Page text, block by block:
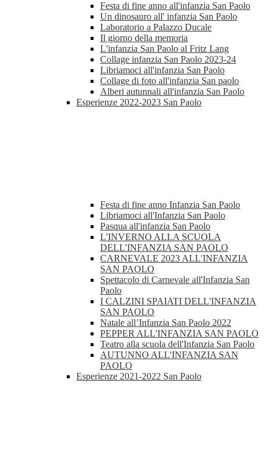
Festa di fine anno all'infanzia San Paolo
Un dinosauro all' infanzia San Paolo
Laboratorio a Palazzo Ducale
Il giorno della memoria
L'infanzia San Paolo al Fritz Lang
Collage infanzia San Paolo 2023-24
Libriamoci all'infanzia San Paolo
Collage di foto all'infanzia San paolo
Alberi autunnali all'infanzia San Paolo
Esperienze 2022-2023 San Paolo
Festa di fine anno Infanzia San Paolo
Libriamoci all'Infanzia San Paolo
Pasqua all'infanzia San Paolo
L'INVERNO ALLA SCUOLA
DELL'INFANZIA SAN PAOLO
CARNEVALE 2023 ALL'INFANZIA
SAN PAOLO
Spettacolo di Carnevale all'Infanzia San
Paolo
I CALZINI SPAIATI DELL'INFANZIA
SAN PAOLO
Natale all’Infanzia San Paolo 2022
PEPPER ALL'INFANZIA SAN PAOLO
Teatro alla scuola dell'Infanzia San Paolo
AUTUNNO ALL'INFANZIA SAN
PAOLO
Esperienze 2021-2022 San Paolo